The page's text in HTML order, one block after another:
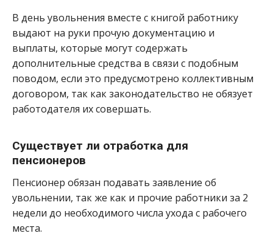
В день увольнения вместе с книгой работнику
выдают на руки прочую документацию и
выплаты, которые могут содержать
дополнительные средства в связи с подобным
поводом, если это предусмотрено коллективным
договором, так как законодательство не обязует
работодателя их совершать.
Существует ли отработка для
пенсионеров
Пенсионер обязан подавать заявление об
увольнении, так же как и прочие работники за 2
недели до необходимого числа ухода с рабочего
места.